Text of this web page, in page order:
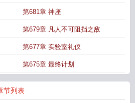
第681章 神座
第679章 凡人不可阻挡之敌
第677章 实验室礼仪
第675章 最终计划
节列表